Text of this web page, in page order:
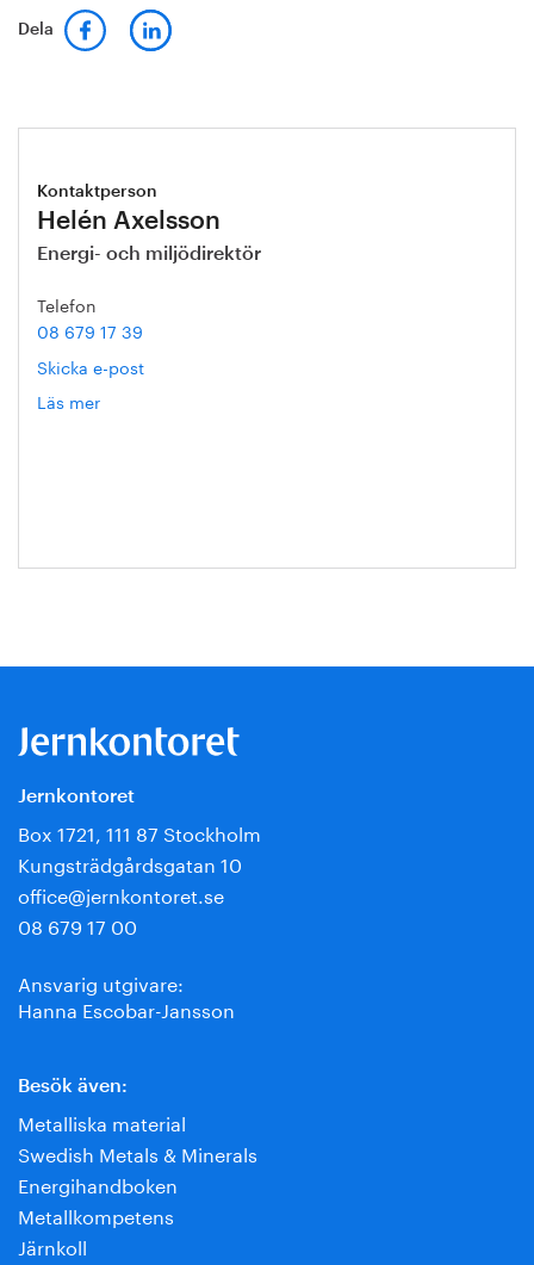
Dela
Kontaktperson
Helén Axelsson
Energi- och miljödirektör
Telefon
08 679 17 39
Skicka e-post
Läs mer
Jernkontoret
Box 1721, 111 87 Stockholm
Kungsträdgårdsgatan 10
office@jernkontoret.se
08 679 17 00
Ansvarig utgivare:
Hanna Escobar-Jansson
Besök även:
Metalliska material
Swedish Metals & Minerals
Energihandboken
Metallkompetens
Järnkoll